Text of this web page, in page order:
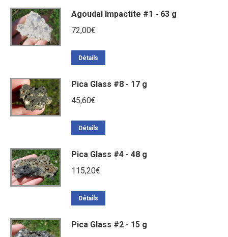
Agoudal Impactite #1 - 63 g
72,00€
Détails
Pica Glass #8 - 17 g
45,60€
Détails
Pica Glass #4 - 48 g
115,20€
Détails
Pica Glass #2 - 15 g